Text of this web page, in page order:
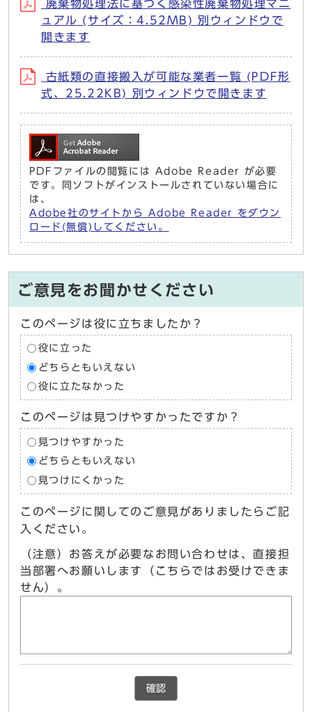
廃棄物処理法に基づく感染性廃棄物処理マニ
ュアル (サイズ：4.52MB) 別ウィンドウで
開きます
古紙類の直接搬入が可能な業者一覧 (PDF形
式、25.22KB) 別ウィンドウで開きます
PDFファイルの閲覧には Adobe Reader が必要
です。同ソフトがインストールされていない場合に
は、
Adobe社のサイトから Adobe Reader をダウン
ロード(無償)してください。
ご意見をお聞かせください
このページは役に立ちましたか？
役に立った
どちらともいえない
役に立たなかった
このページは見つけやすかったですか？
見つけやすかった
どちらともいえない
見つけにくかった
このページに関してのご意見がありましたらご記
入ください。
（注意）お答えが必要なお問い合わせは、直接担
当部署へお願いします（こちらではお受けできま
せん）。
確認